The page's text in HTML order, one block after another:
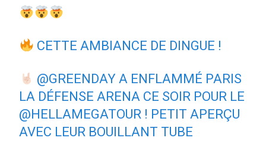
CETTE AMBIANCE DE DINGUE !
@GREENDAY A ENFLAMMÉ PARIS
LA DÉFENSE ARENA CE SOIR POUR LE
@HELLAMEGATOUR ! PETIT APERÇU
AVEC LEUR BOUILLANT TUBE